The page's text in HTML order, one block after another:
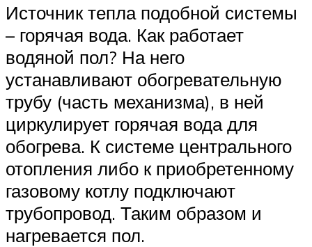
Источник тепла подобной системы
– горячая вода. Как работает
водяной пол? На него
устанавливают обогревательную
трубу (часть механизма), в ней
циркулирует горячая вода для
обогрева. К системе центрального
отопления либо к приобретенному
газовому котлу подключают
трубопровод. Таким образом и
нагревается пол.